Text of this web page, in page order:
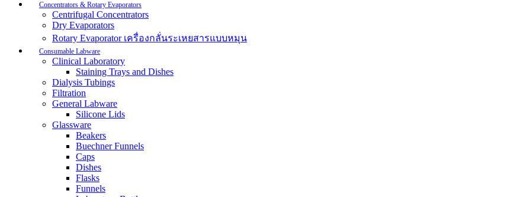
Concentrators & Rotary Evaporators
Centrifugal Concentrators
Dry Evaporators
Rotary Evaporator เครื่องกลั่นระเหยสารแบบหมุน
Consumable Labware
Clinical Laboratory
Staining Trays and Dishes
Dialysis Tubings
Filtration
General Labware
Silicone Lids
Glassware
Beakers
Buechner Funnels
Caps
Dishes
Flasks
Funnels